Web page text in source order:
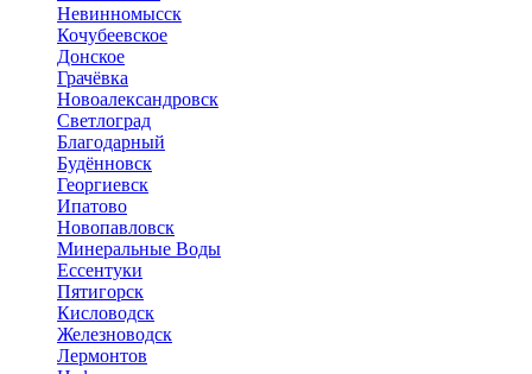
Невинномысск
Кочубеевское
Донское
Грачёвка
Новоалександровск
Светлоград
Благодарный
Будённовск
Георгиевск
Ипатово
Новопавловск
Минеральные Воды
Ессентуки
Пятигорск
Кисловодск
Железноводск
Лермонтов